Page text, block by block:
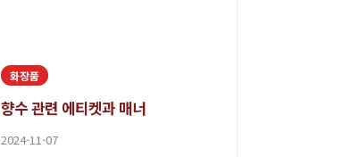
화장품
향수 관련 에티켓과 매너
2024-11-07